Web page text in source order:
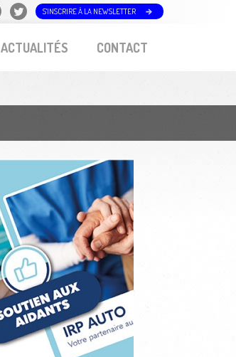
ACTUALITÉS CONTACT
S'INSCRIRE À LA NEWSLETTER